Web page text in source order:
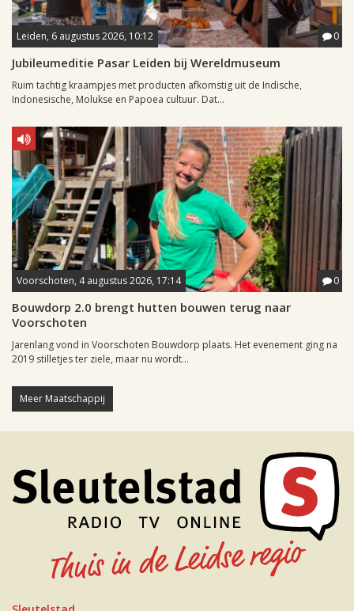
Leiden, 6 augustus 2026, 10:12 0
Jubileumeditie Pasar Leiden bij Wereldmuseum
Ruim tachtig kraampjes met producten afkomstig uit de Indische,
Indonesische, Molukse en Papoea cultuur. Dat...
Voorschoten, 4 augustus 2026, 17:14 0
Bouwdorp 2.0 brengt hutten bouwen terug naar
Voorschoten
Jarenlang vond in Voorschoten Bouwdorp plaats. Het evenement ging na
2019 stilletjes ter ziele, maar nu wordt...
Meer Maatschappij